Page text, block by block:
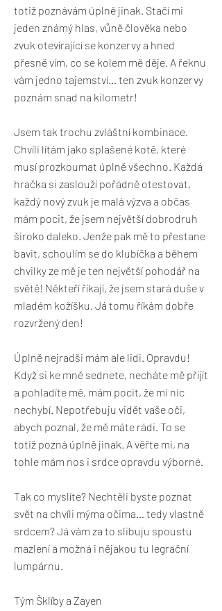
totiž poznávám úplně jinak. Stačí mi
jeden známý hlas, vůně člověka nebo
zvuk otevírající se konzervy a hned
přesně vím, co se kolem mě děje. A řeknu
vám jedno tajemství… ten zvuk konzervy
poznám snad na kilometr!
Jsem tak trochu zvláštní kombinace.
Chvíli lítám jako splašené kotě, které
musí prozkoumat úplně všechno. Každá
hračka si zaslouží pořádně otestovat,
každý nový zvuk je malá výzva a občas
mám pocit, že jsem největší dobrodruh
široko daleko. Jenže pak mě to přestane
bavit, schoulím se do klubíčka a během
chvilky ze mě je ten největší pohodář na
světě! Někteří říkají, že jsem stará duše v
mladém kožíšku. Já tomu říkám dobře
rozvržený den!
Úplně nejradši mám ale lidi. Opravdu!
Když si ke mně sednete, necháte mě přijít
a pohladíte mě, mám pocit, že mi nic
nechybí. Nepotřebuju vidět vaše oči,
abych poznal, že mě máte rádi. To se
totiž pozná úplně jinak. A věřte mi, na
tohle mám nos i srdce opravdu výborné.
Tak co myslíte? Nechtěli byste poznat
svět na chvíli mýma očima… tedy vlastně
srdcem? Já vám za to slibuju spoustu
mazlení a možná i nějakou tu legrační
lumpárnu.
Tým Šklíby a Zayen